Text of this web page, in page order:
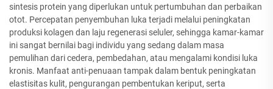
sintesis protein yang diperlukan untuk pertumbuhan dan perbaikan
otot. Percepatan penyembuhan luka terjadi melalui peningkatan
produksi kolagen dan laju regenerasi seluler, sehingga kamar-kamar
ini sangat bernilai bagi individu yang sedang dalam masa
pemulihan dari cedera, pembedahan, atau mengalami kondisi luka
kronis. Manfaat anti-penuaan tampak dalam bentuk peningkatan
elastisitas kulit, pengurangan pembentukan keriput, serta